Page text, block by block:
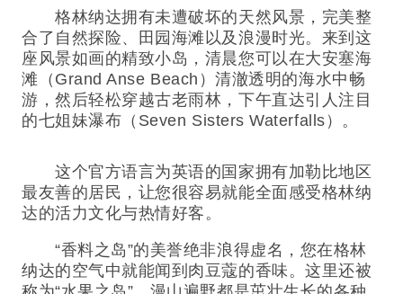
格林纳达拥有未遭破坏的天然风景，完美整
合了自然探险、田园海滩以及浪漫时光。来到这
座风景如画的精致小岛，清晨您可以在大安塞海
滩（Grand Anse Beach）清澈透明的海水中畅
游，然后轻松穿越古老雨林，下午直达引人注目
的七姐妹瀑布（Seven Sisters Waterfalls）。
这个官方语言为英语的国家拥有加勒比地区
最友善的居民，让您很容易就能全面感受格林纳
达的活力文化与热情好客。
“香料之岛”的美誉绝非浪得虚名，您在格林
纳达的空气中就能闻到肉豆蔻的香味。这里还被